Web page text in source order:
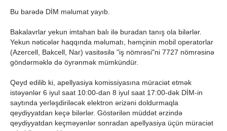
Bu barədə DİM məlumat yayıb.
Bakalavrlar yekun imtahan balı ilə buradan tanış ola bilərlər.
Yekun nəticələr haqqında məlumatı, həmçinin mobil operatorlar
(Azercell, Bakcell, Nar) vasitəsilə "iş nömrəsi"ni 7727 nömrəsinə
göndərməklə də öyrənmək mümkündür.
Qeyd edilib ki, apellyasiya komissiyasına müraciət etmək
istəyənlər 6 iyul saat 10:00-dan 8 iyul saat 17:00-dək DİM-in
saytında yerləşdiriləcək elektron ərizəni doldurmaqla
qeydiyyatdan keçə bilərlər. Göstərilən müddət ərzində
qeydiyyatdan keçməyənlər sonradan apellyasiya üçün müraciət